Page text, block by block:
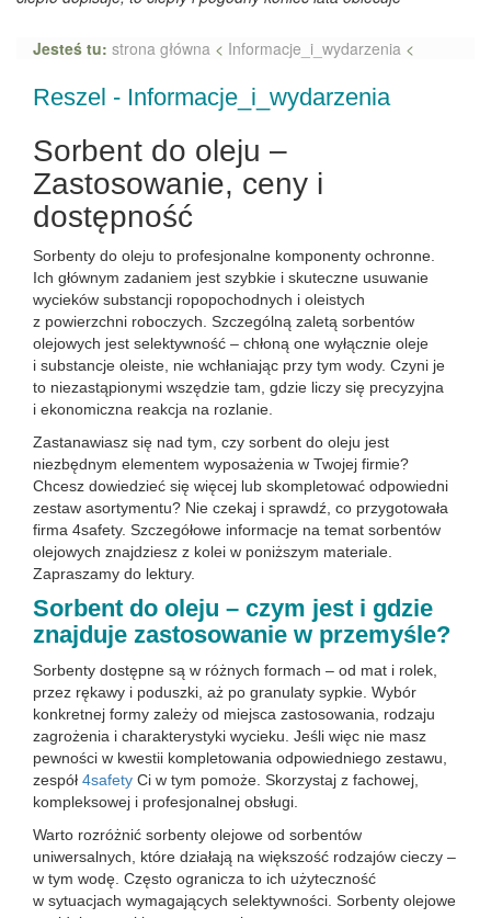
Jesteś tu: strona główna < Informacje_i_wydarzenia <
Reszel - Informacje_i_wydarzenia
Sorbent do oleju –
Zastosowanie, ceny i
dostępność
Sorbenty do oleju to profesjonalne komponenty ochronne.
Ich głównym zadaniem jest szybkie i skuteczne usuwanie
wycieków substancji ropopochodnych i oleistych
z powierzchni roboczych. Szczególną zaletą sorbentów
olejowych jest selektywność – chłoną one wyłącznie oleje
i substancje oleiste, nie wchłaniając przy tym wody. Czyni je
to niezastąpionymi wszędzie tam, gdzie liczy się precyzyjna
i ekonomiczna reakcja na rozlanie.
Zastanawiasz się nad tym, czy sorbent do oleju jest
niezbędnym elementem wyposażenia w Twojej firmie?
Chcesz dowiedzieć się więcej lub skompletować odpowiedni
zestaw asortymentu? Nie czekaj i sprawdź, co przygotowała
firma 4safety. Szczegółowe informacje na temat sorbentów
olejowych znajdziesz z kolei w poniższym materiale.
Zapraszamy do lektury.
Sorbent do oleju – czym jest i gdzie
znajduje zastosowanie w przemyśle?
Sorbenty dostępne są w różnych formach – od mat i rolek,
przez rękawy i poduszki, aż po granulaty sypkie. Wybór
konkretnej formy zależy od miejsca zastosowania, rodzaju
zagrożenia i charakterystyki wycieku. Jeśli więc nie masz
pewności w kwestii kompletowania odpowiedniego zestawu,
zespół 4safety Ci w tym pomoże. Skorzystaj z fachowej,
kompleksowej i profesjonalnej obsługi.
Warto rozróżnić sorbenty olejowe od sorbentów
uniwersalnych, które działają na większość rodzajów cieczy –
w tym wodę. Często ogranicza to ich użyteczność
w sytuacjach wymagających selektywności. Sorbenty olejowe